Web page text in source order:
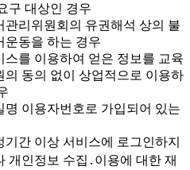
구 대상인 경우
관리위원회의 유권해석 상의 불
운동을 하는 경우
스를 이용하여 얻은 정보를 교육
의 동의 없이 상업적으로 이용하
명 이용자번호로 가입되어 있는
기간 이상 서비스에 로그인하지
개인정보 수집․이용에 대한 재